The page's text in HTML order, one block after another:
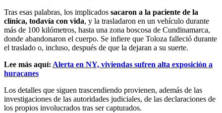
Tras esas palabras, los implicados sacaron a la paciente de la
clínica, todavía con vida, y la trasladaron en un vehículo durante
más de 100 kilómetros, hasta una zona boscosa de Cundinamarca,
donde abandonaron el cuerpo. Se infiere que Toloza falleció durante
el traslado o, incluso, después de que la dejaran a su suerte.
Lee más aquí: Alerta en NY, viviendas sufren alta exposición a
huracanes
Los detalles que siguen trascendiendo provienen, además de las
investigaciones de las autoridades judiciales, de las declaraciones de
los propios involucrados tras ser capturados.